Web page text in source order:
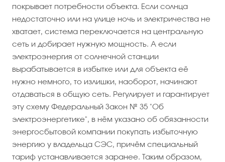
покрывает потребности объекта. Если солнца
недостаточно или на улице ночь и электричества не
хватает, система переключается на центральную
сеть и добирает нужную мощность. А если
электроэнергия от солнечной станции
вырабатывается в избытке или для объекта её
нужно немного, то излишки, наоборот, начинают
отдаваться в общую сеть. Регулирует и гарантирует
эту схему Федеральный Закон № 35 "Об
электроэнергетике", в нём указано об обязанности
энергосбытовой компании покупать избыточную
энергию у владельца СЭС, причём специальный
тариф устанавливается заранее. Таким образом,